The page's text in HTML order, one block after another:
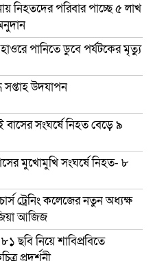
নিহতদের পরিবার পাচ্ছে ৫ লাখ
হাওরে পানিতে ডুবে পর্যটকের মৃত্যু
সপ্তাহ উদযাপন
বাসের সংঘর্ষে নিহত বেড়ে ৯
মুখোমুখি সংঘর্ষে নিহত- ৮
ট্রেনিং কলেজের নতুন অধ্যক্ষ
আজিজ
ছবি নিয়ে শাবিপ্রবিতে